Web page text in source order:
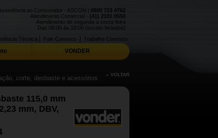
ao Consumidor - ASCON | 0800 723 4762
Atendimento Comercial - (41) 2101 0550
Atendimento de segunda a sexta-feira
Das 08:00 às 18:00 (exceto feriados)
Trabalhe Conosco
Fale Conosco
Técnica
VONDER
corte, desbaste e acessórios « VOLTAR
115,0 mm
mm, DBV,